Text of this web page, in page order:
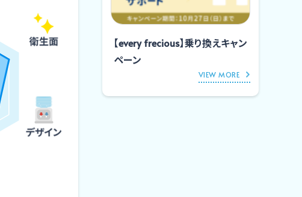
【every frecious】乗り換えキャン
ペーン
VIEW MORE